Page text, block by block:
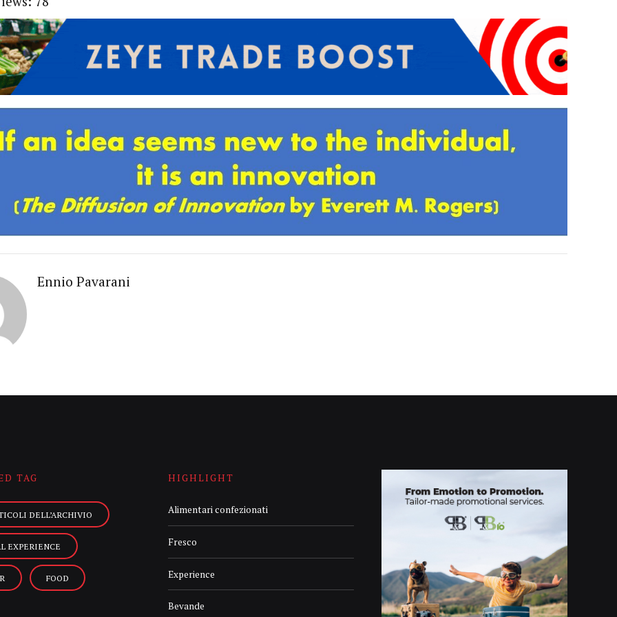
Ennio Pavarani
TAG
DELL’ARCHIVIO
EXPERIENCE
FOOD
HIGHLIGHT
Alimentari confezionati
Fresco
Experience
Bevande